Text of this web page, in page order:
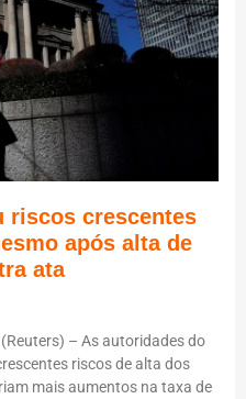
riscos crescentes
após alta de
ata
– As autoridades do
riscos de alta dos
mais aumentos na taxa de